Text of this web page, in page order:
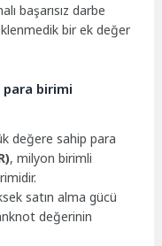
başarısız darbe
bir ek değer
para birimi
değere sahip para
, milyon birimli
satın alma gücü
değerinin